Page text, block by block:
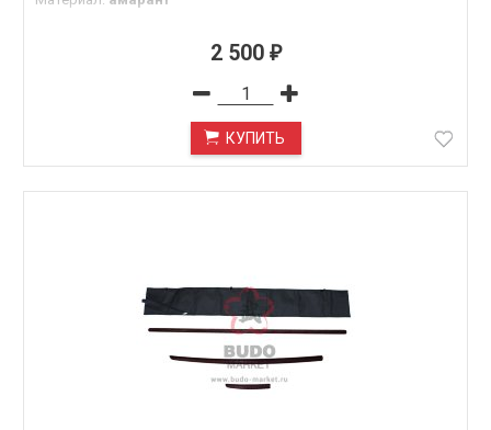
2 500 ₽
КУПИТЬ